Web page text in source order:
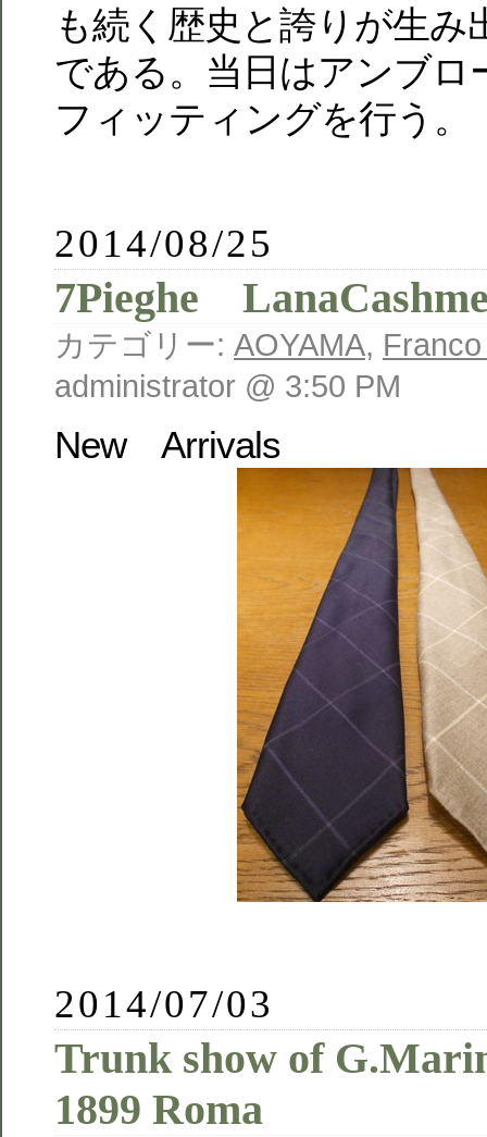
も続く歴史と誇りが生み
である。当日はアンブロ
フィッティングを行う。
2014/08/25
7Pieghe
カテゴリー: AOYAMA,
administrator @ 3:50 PM
New Arrivals
2014/07/03
Trunk show of
1899 Roma